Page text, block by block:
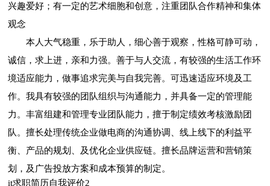
兴趣爱好；有一定的艺术细胞和创意，注重团队合作精神和集体
观念
本人大气稳重，乐于助人，细心善于观察，性格可静可动，
诚信，求上进，亲和力强。善于与人交流，有较强的生活工作环
境适应能力，做事追求完美与自我完善。可迅速适应环境及工
作。我具有较强的团队组织与沟通能力，并具备一定的管理能
力。丰富组建和管理专业团队能力，擅于制定绩效考核激励团
队。擅长处理传统企业做电商的沟通协调、线上线下的利益平
衡、产品的规划、及优化企业供应链。擅长品牌运营和营销策
划，及广告投放方案和成本预算的制定。
it求职简历自我评价2